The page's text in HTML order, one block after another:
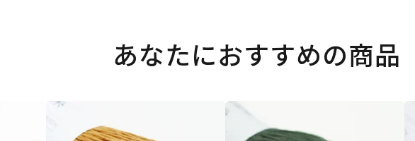
あなたにおすすめの商品